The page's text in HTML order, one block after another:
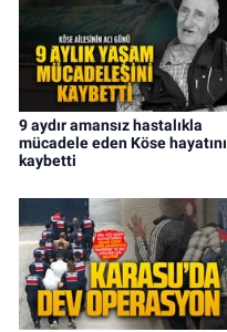
9 aydır amansız hastalıkla
mücadele eden Köse hayatını
kaybetti